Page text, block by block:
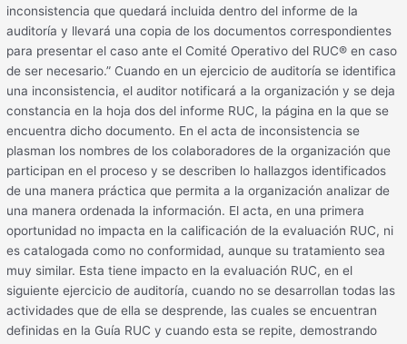
inconsistencia que quedará incluida dentro del informe de la
auditoría y llevará una copia de los documentos correspondientes
para presentar el caso ante el Comité Operativo del RUC® en caso
de ser necesario.” Cuando en un ejercicio de auditoría se identifica
una inconsistencia, el auditor notificará a la organización y se deja
constancia en la hoja dos del informe RUC, la página en la que se
encuentra dicho documento. En el acta de inconsistencia se
plasman los nombres de los colaboradores de la organización que
participan en el proceso y se describen lo hallazgos identificados
de una manera práctica que permita a la organización analizar de
una manera ordenada la información. El acta, en una primera
oportunidad no impacta en la calificación de la evaluación RUC, ni
es catalogada como no conformidad, aunque su tratamiento sea
muy similar. Esta tiene impacto en la evaluación RUC, en el
siguiente ejercicio de auditoría, cuando no se desarrollan todas las
actividades que de ella se desprende, las cuales se encuentran
definidas en la Guía RUC y cuando esta se repite, demostrando